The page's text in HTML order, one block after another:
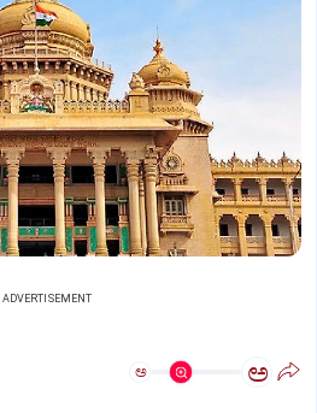
ADVERTISEMENT
ಅ ಅ